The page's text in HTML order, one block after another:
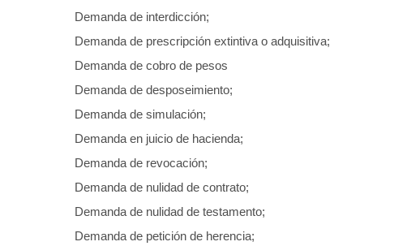
Demanda de interdicción;
Demanda de prescripción extintiva o adquisitiva;
Demanda de cobro de pesos
Demanda de desposeimiento;
Demanda de simulación;
Demanda en juicio de hacienda;
Demanda de revocación;
Demanda de nulidad de contrato;
Demanda de nulidad de testamento;
Demanda de petición de herencia;